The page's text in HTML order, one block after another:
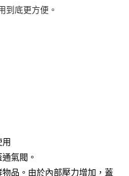
確認、核對及更正。
運費
到底更方便。
用
氣閥。
品。由於內部壓力增加，蓋